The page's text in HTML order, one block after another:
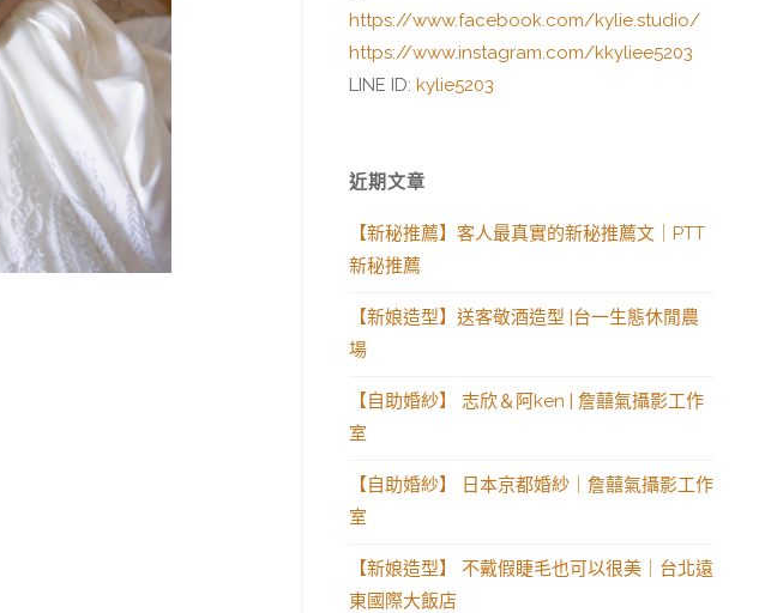
https://www.facebook.com/kylie.studio/
https://www.instagram.com/kkyliee5203
LINE ID: kylie5203
近期文章
【新秘推薦】客人最真實的新秘推薦文｜PTT
新秘推薦
【新娘造型】送客敬酒造型 |台一生態休閒農
場
【自助婚紗】 志欣＆阿ken | 詹囍氣攝影工作
室
【自助婚紗】 日本京都婚紗｜詹囍氣攝影工作
室
【新娘造型】 不戴假睫毛也可以很美｜台北遠
東國際大飯店